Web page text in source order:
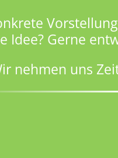
Idee? Gerne
nehmen uns